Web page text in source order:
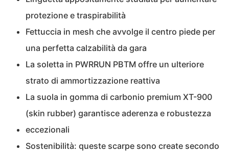
protezione e traspirabilità
Fettuccia in mesh che avvolge il centro piede per
una perfetta calzabilità da gara
La soletta in PWRRUN PBTM offre un ulteriore
strato di ammortizzazione reattiva
La suola in gomma di carbonio premium XT-900
(skin rubber) garantisce aderenza e robustezza
eccezionali
Sostenibilità: queste scarpe sono create secondo